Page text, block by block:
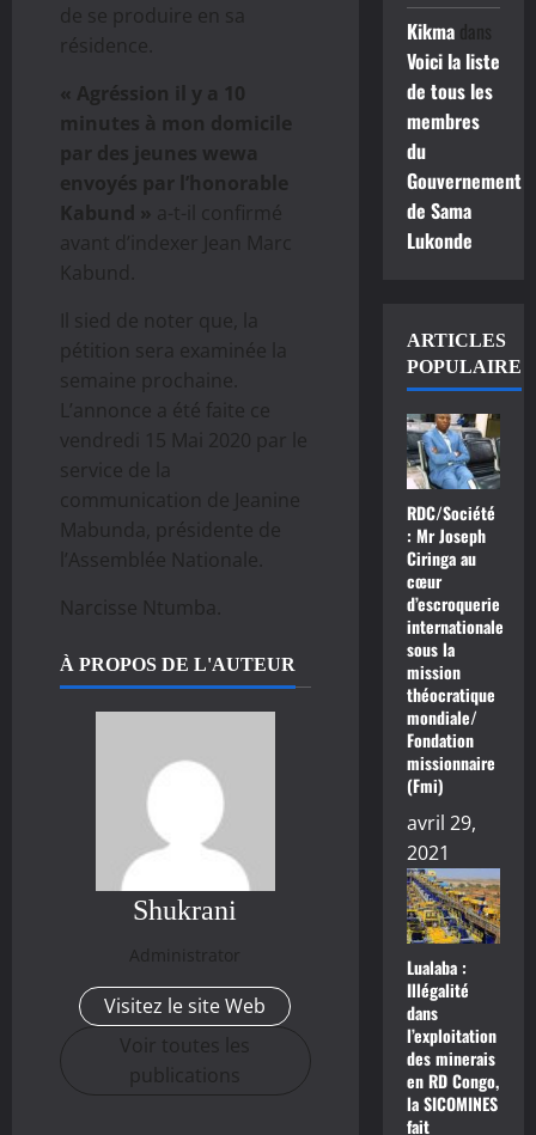
de se produire en sa
résidence.
« Agréssion il y a 10
minutes à mon domicile
par des jeunes wewa
envoyés par l’honorable
Kabund » a-t-il confirmé
avant d’indexer Jean Marc
Kabund.
Il sied de noter que, la
pétition sera examinée la
semaine prochaine.
L’annonce a été faite ce
vendredi 15 Mai 2020 par le
service de la
communication de Jeanine
Mabunda, présidente de
l’Assemblée Nationale.
Narcisse Ntumba.
À PROPOS DE L'AUTEUR
Shukrani
Administrator
Visitez le site Web
Voir toutes les
publications
Kikmadans
Voici la liste
de tous les
membres
du
Gouvernement
de Sama
Lukonde
ARTICLES
POPULAIRE
RDC/Société
: Mr Joseph
Ciringa au
cœur
d’escroquerie
internationale
sous la
mission
théocratique
mondiale/
Fondation
missionnaire
(Fmi)
avril 29,
2021
Lualaba :
Illégalité
dans
l’exploitation
des minerais
en RD Congo,
la SICOMINES
fait